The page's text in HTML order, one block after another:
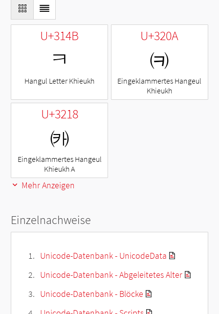
U+314B
ㅋ
Hangul Letter Khieukh
U+320A
㈊
Eingeklammertes Hangeul
Khieukh
U+3218
㈘
Eingeklammertes Hangeul
Khieukh A
Mehr Anzeigen
Einzelnachweise
Unicode-Datenbank - UnicodeData
Unicode-Datenbank - Abgeleitetes Alter
Unicode-Datenbank - Blöcke